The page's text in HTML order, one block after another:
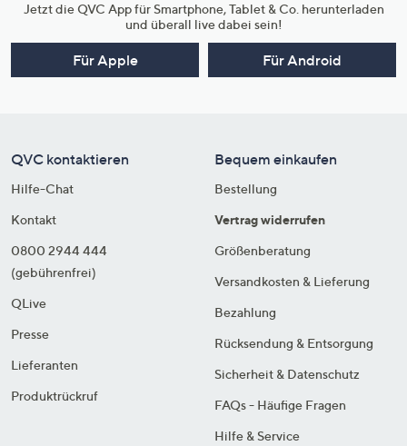
Jetzt die QVC App für Smartphone, Tablet & Co. herunterladen
und überall live dabei sein!
Für Apple Für Android
QVC kontaktieren
Hilfe-Chat
Kontakt
0800 2944 444
(gebührenfrei)
QLive
Presse
Lieferanten
Produktrückruf
Bequem einkaufen
Bestellung
Vertrag widerrufen
Größenberatung
Versandkosten & Lieferung
Bezahlung
Rücksendung & Entsorgung
Sicherheit & Datenschutz
FAQs - Häufige Fragen
Hilfe & Service